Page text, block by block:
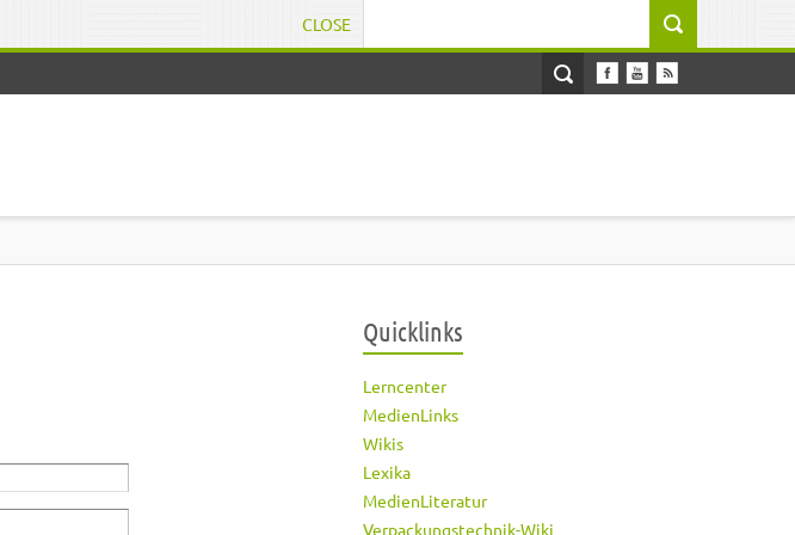
CLOSE
Quicklinks
Lerncenter
MedienLinks
Wikis
Lexika
MedienLiteratur
Verpackungstechnik-Wiki